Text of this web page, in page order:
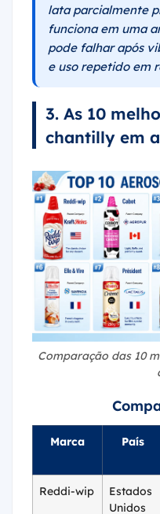
lata parcialmente
funciona em uma
pode falhar após
e uso repetido em
3. As 10
chantilly em
Comparação das 10
Marca País
Reddi-wip
Estados
Unidos